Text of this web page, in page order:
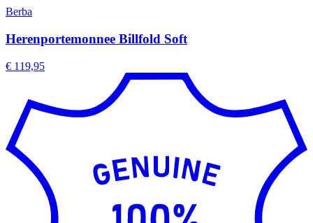
Berba
Herenportemonnee Billfold Soft
€ 119,95